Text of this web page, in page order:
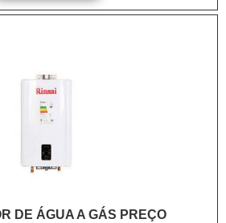
que devem estar dentro de
DE ÁGUA A GÁS PREÇO